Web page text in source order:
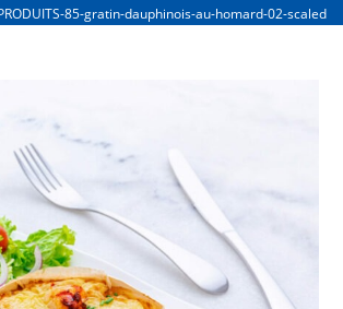
85-gratin-dauphinois-au-homard-02-scaled